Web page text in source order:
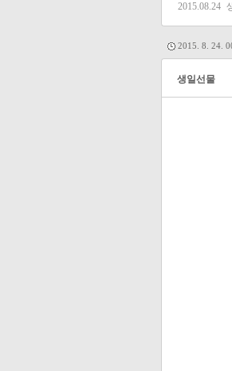
2015.08.24
2015. 8. 24.
생일선물